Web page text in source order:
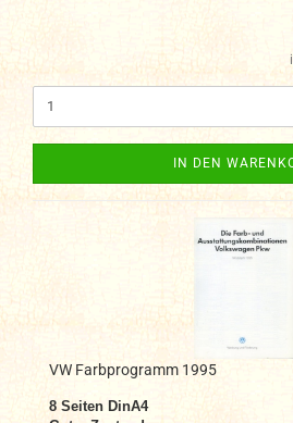
IN DEN
VW Farbprogramm 1995
8 Seiten DinA4